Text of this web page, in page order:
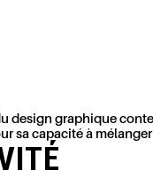
design graphique
sa capacité à